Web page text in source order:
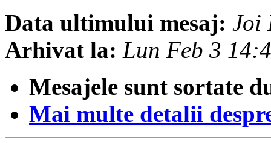
Data ultimului mesaj: Joi
Arhivat la: Lun Feb 3
Mesajele sunt sortate
Mai multe detalii